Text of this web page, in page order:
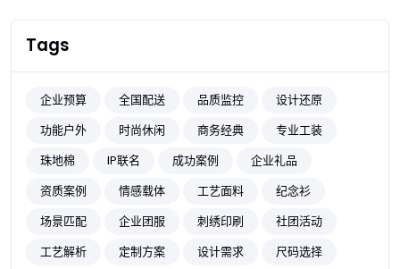
Tags
企业预算 全国配送 品质监控
设计还原
功能户外
时尚休闲 商务经典
专业工装
珠地棉
IP联名 成功案例
企业礼品
资质案例
情感载体 工艺面料
纪念衫
场景匹配
企业团服 刺绣印刷
社团活动
工艺解析
定制方案 设计需求
尺码选择